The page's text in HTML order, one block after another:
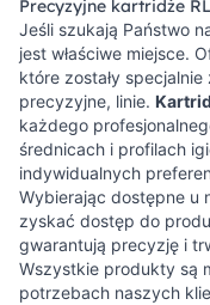
Precyzyjne kartridże
Jeśli szukają Państwo
jest właściwe miejsce.
które zostały
precyzyjne, linie.
każdego
średnicach i profilach
indywidualnych
Wybierając dostępne u
zyskać dostęp do
gwarantują precyzję i
Wszystkie produkty są
potrzebach naszych